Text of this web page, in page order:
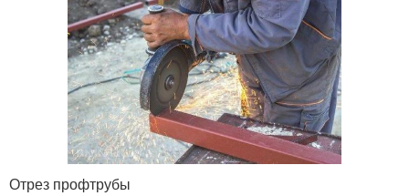
Отрез профтрубы